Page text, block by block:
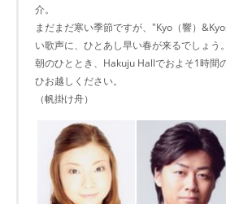
介。
まだまだ寒い季節ですが、"Kyo（響）
い歌声に、ひとあし早い春が来るでしょう。
朝のひととき、Hakuju Hallでおよそ1時間
ひお越しください。
（帆掛け舟）